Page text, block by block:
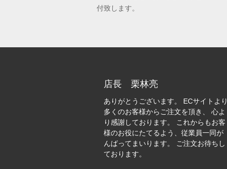
付致します。
店長 栗林亮
ありがとうございます。 ECサイトより
多くのお客様からご注文を頂き、 心よ
り感謝しております。 これからもお客
様のお役にたてるよう、従業員一同が
んばってまいります。 ご注文お待ちし
ております。